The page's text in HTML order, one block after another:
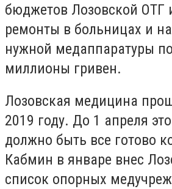
бюджетов Лозовской ОТГ
ремонты в больницах и
нужной медаппаратуры
миллионы гривен.
Лозовская медицина
2019 году. До 1 апреля
должно быть все готово
Кабмин в январе внес
список опорных